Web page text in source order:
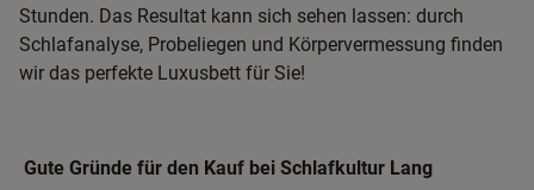
Stunden. Das Resultat kann sich sehen lassen: durch
Schlafanalyse, Probeliegen und Körpervermessung finden
wir das perfekte Luxusbett für Sie!
Gute Gründe für den Kauf bei Schlafkultur Lang